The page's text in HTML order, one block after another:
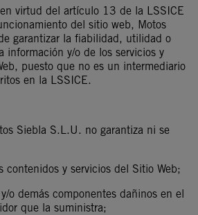
virtud del artículo 13 de la LSSICE
del sitio web, Motos
garantizar la fiabilidad, utilidad o
información y/o de los servicios y
puesto que no es un intermediario
en la LSSICE.
Siebla S.L.U. no garantiza ni se
y servicios del Sitio Web;
o demás componentes dañinos en el
que la suministra;